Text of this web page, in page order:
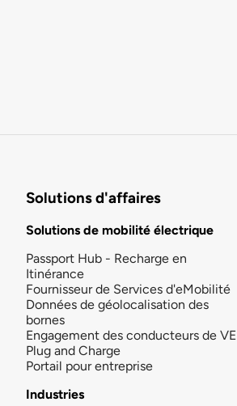
Solutions d'affaires
Solutions de mobilité électrique
Passport Hub - Recharge en
Itinérance
Fournisseur de Services d'eMobilité
Données de géolocalisation des
bornes
Engagement des conducteurs de VE
Plug and Charge
Portail pour entreprise
Industries